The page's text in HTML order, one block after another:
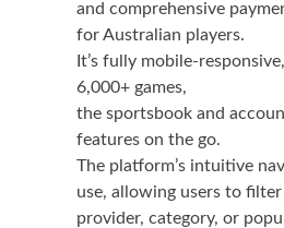
and comprehensive
for Australian players.
It’s fully mobile-
6,000+ games,
the sportsbook and
features on the go.
The platform’s intuitive
use, allowing users to filter
provider, category, or